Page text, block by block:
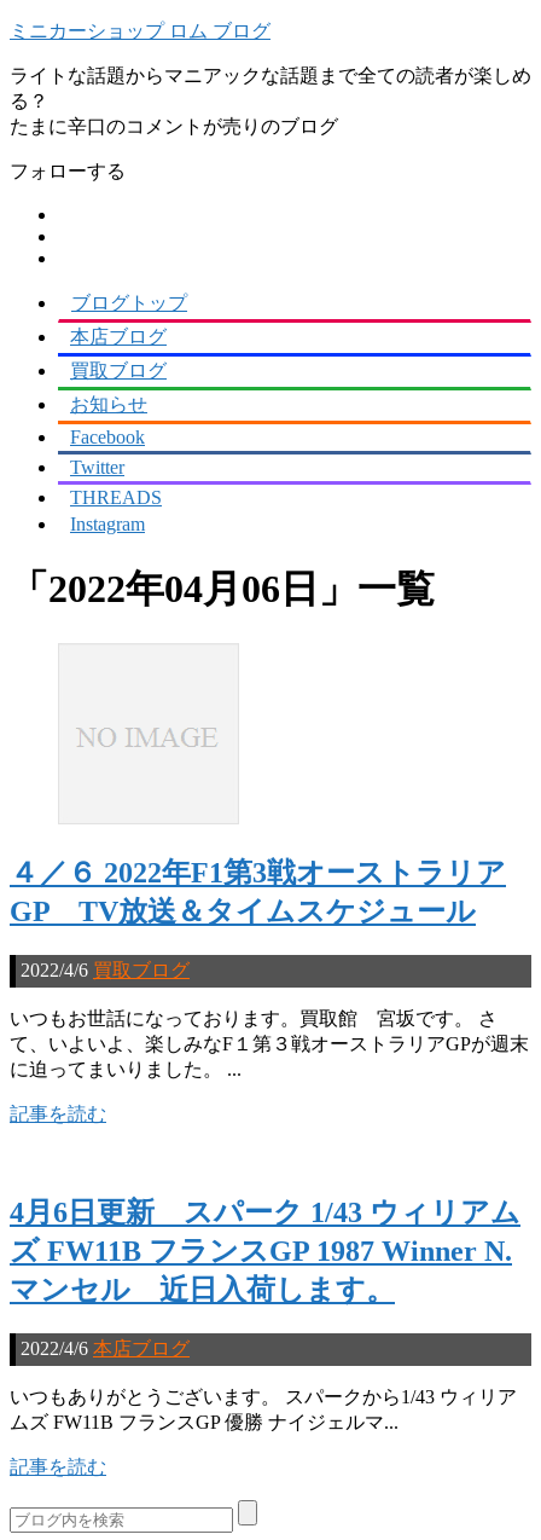
ミニカーショップ ロム ブログ
ライトな話題からマニアックな話題まで全ての読者が楽しめ
る？
フォローする
ブログトップ
本店ブログ
買取ブログ
お知らせ
Facebook
Twitter
THREADS
Instagram
「 2022年04月06日 」 一覧
４／６ 2022年F1第3戦オーストラリア
GP TV放送＆タイムスケジュール
2022/4/6 買取ブログ
いつもお世話になっております。買取館 宮坂です。 さ
て、いよいよ、楽しみなF１第３戦オーストラリアGPが週末
に迫ってまいりました。 ...
記事を読む
4月6日更新 スパーク 1/43 ウィリアム
ズ FW11B フランスGP 1987 Winner N.
マンセル 近日入荷します。
2022/4/6 本店ブログ
いつもありがとうございます。 スパークから1/43 ウィリア
ムズ FW11B フランスGP 優勝 ナイジェルマ...
記事を読む